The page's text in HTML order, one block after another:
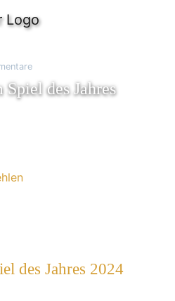
des Jahres
des Jahres 2024